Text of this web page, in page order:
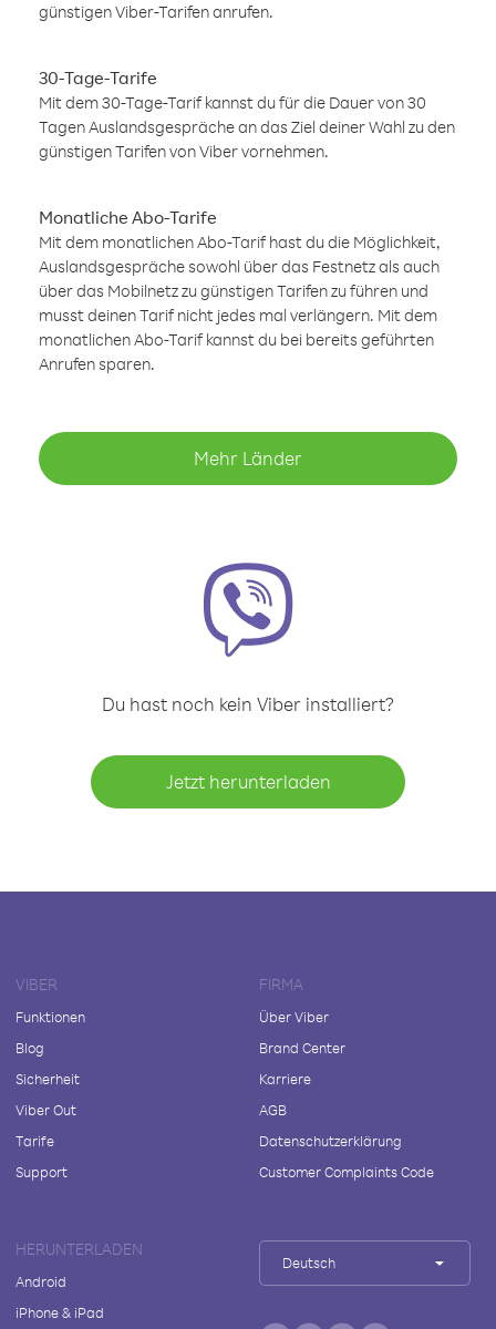
günstigen Viber-Tarifen anrufen.
30-Tage-Tarife
Mit dem 30-Tage-Tarif kannst du für die Dauer von 30
Tagen Auslandsgespräche an das Ziel deiner Wahl zu den
günstigen Tarifen von Viber vornehmen.
Monatliche Abo-Tarife
Mit dem monatlichen Abo-Tarif hast du die Möglichkeit,
Auslandsgespräche sowohl über das Festnetz als auch
über das Mobilnetz zu günstigen Tarifen zu führen und
musst deinen Tarif nicht jedes mal verlängern. Mit dem
monatlichen Abo-Tarif kannst du bei bereits geführten
Anrufen sparen.
Mehr Länder
Du hast noch kein Viber installiert?
Jetzt herunterladen
VIBER
Funktionen
Blog
Sicherheit
Viber Out
Tarife
Support
FIRMA
Über Viber
Brand Center
Karriere
AGB
Datenschutzerklärung
Customer Complaints Code
HERUNTERLADEN
Android
iPhone & iPad
Deutsch